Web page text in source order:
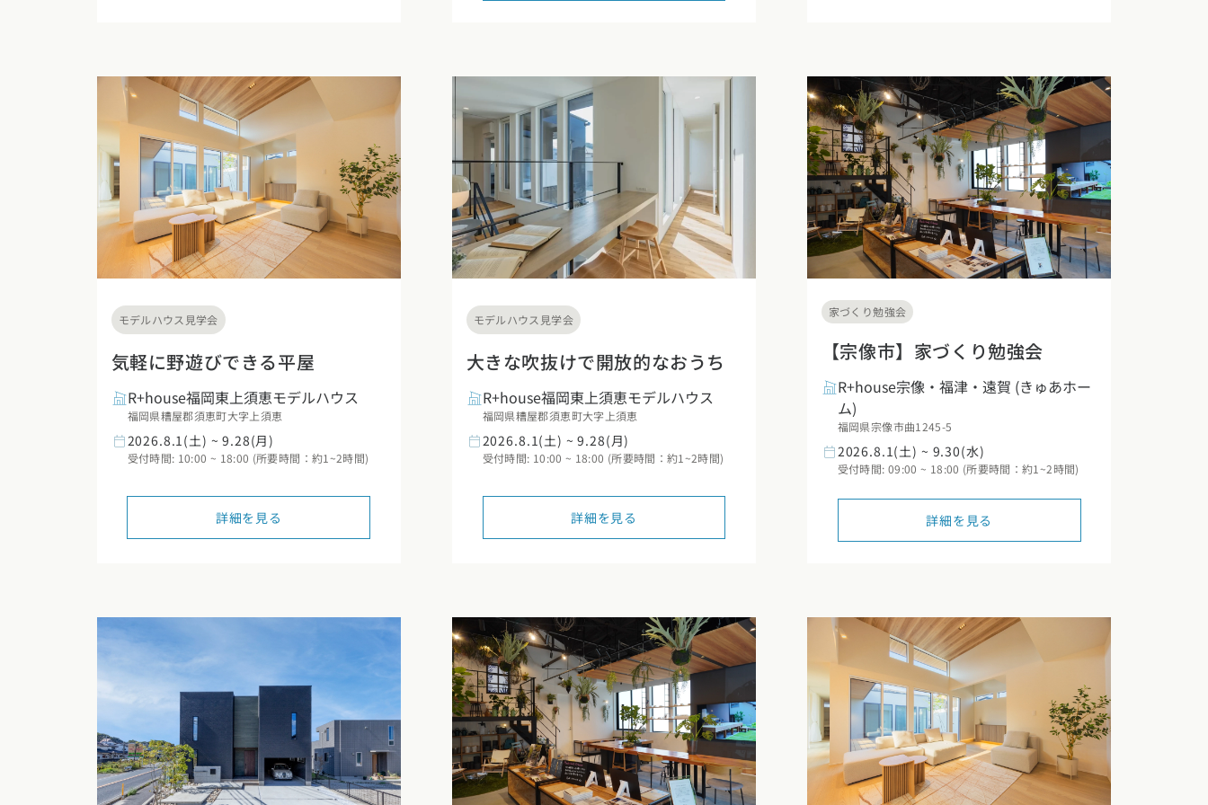
モデルハウス見学会
気軽に野遊びできる平屋
R+house福岡東上須恵モデルハウス
福岡県糟屋郡須恵町大字上須恵
2026.8.1(土) ~ 9.28(月)
受付時間: 10:00 ~ 18:00 (所要時間：約1~2時間)
詳細を見る
モデルハウス見学会
大きな吹抜けで開放的なおうち
R+house福岡東上須恵モデルハウス
福岡県糟屋郡須恵町大字上須恵
2026.8.1(土) ~ 9.28(月)
受付時間: 10:00 ~ 18:00 (所要時間：約1~2時間)
詳細を見る
家づくり勉強会
【宗像市】家づくり勉強会
R+house宗像・福津・遠賀 (きゅあホー
ム)
福岡県宗像市曲1245-5
2026.8.1(土) ~ 9.30(水)
受付時間: 09:00 ~ 18:00 (所要時間：約1~2時間)
詳細を見る